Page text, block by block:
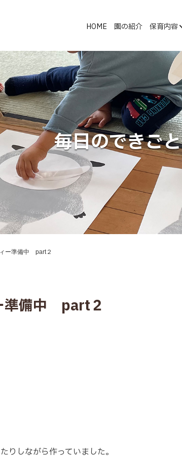
HOME 園の紹介 保育内容
毎日のできごと
ー準備中 part２
準備中 part２
りしながら作っていました。